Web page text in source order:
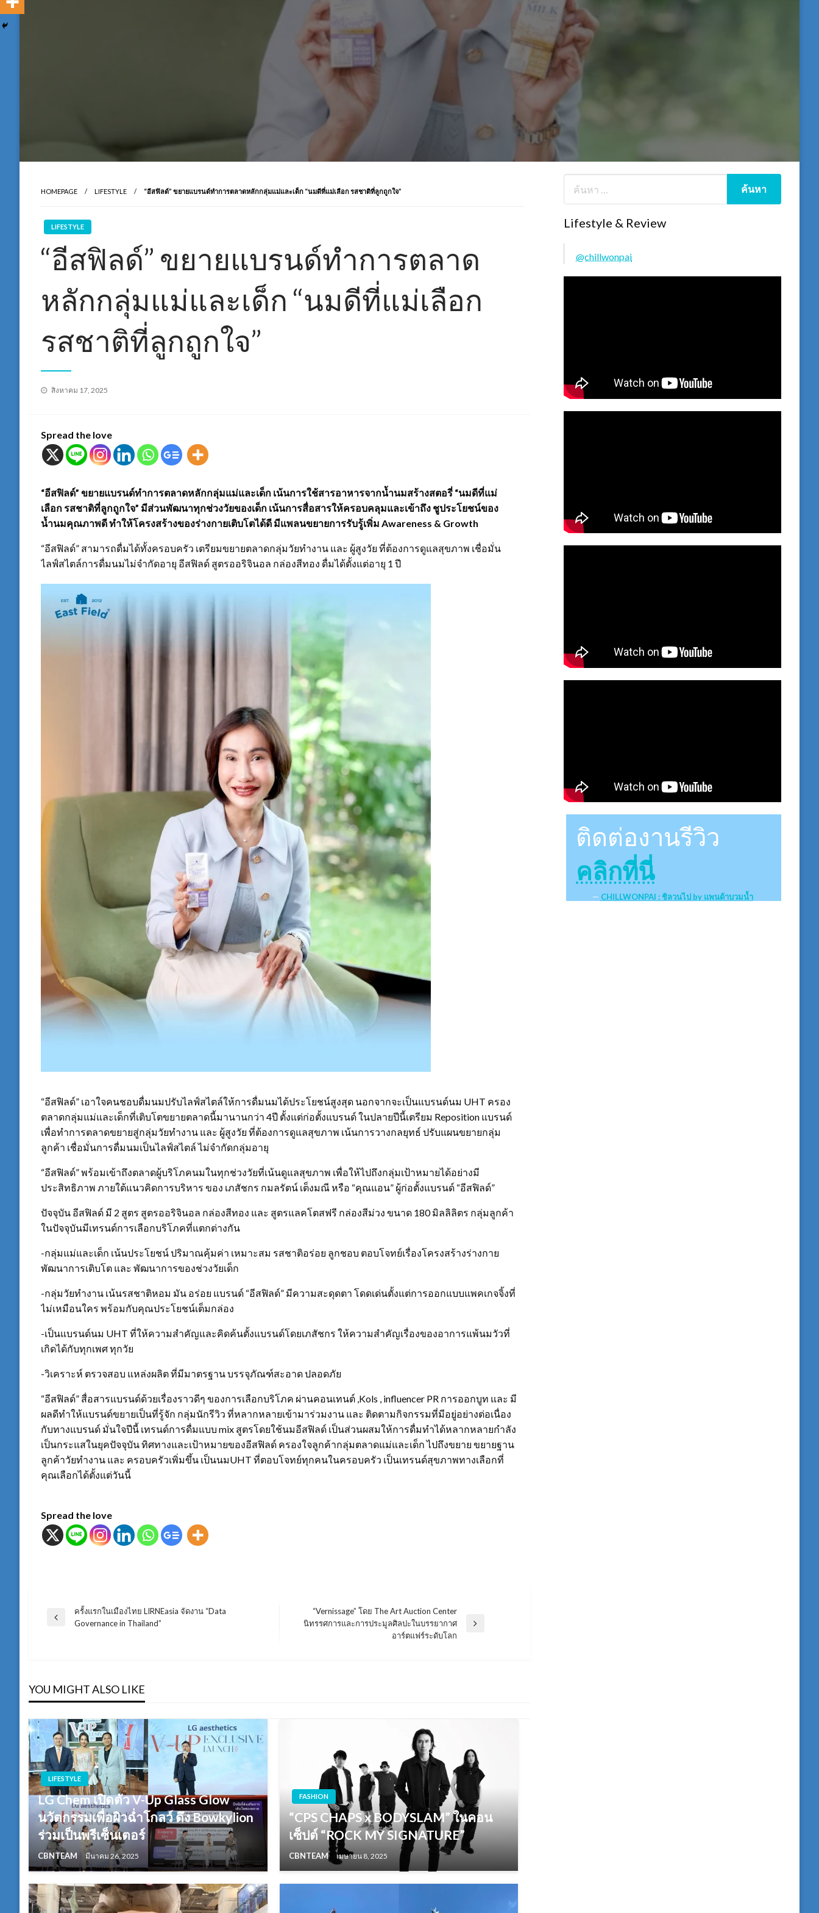
HOMEPAGE LIFESTYLE “อีสฟิลด์” ขยายแบรนด์ทำการตลาดหลักกลุ่มแม่และเด็ก “นมดีที่แม่เลือก รสชาติที่ลูกถูกใจ”
LIFESTYLE
“อีสฟิลด์” ขยายแบรนด์ทำการตลาด
หลักกลุ่มแม่และเด็ก “นมดีที่แม่เลือก
รสชาติที่ลูกถูกใจ”
Posted
สิงหาคม 17, 2025
Spread the love
“อีสฟิลด์” ขยายแบรนด์ทำการตลาดหลักกลุ่มแม่และเด็ก เน้นการใช้สารอาหารจากน้ำนมสร้างสตอรี่ “นมดีที่แม่
เลือก รสชาติที่ลูกถูกใจ” มีส่วนพัฒนาทุกช่วงวัยของเด็ก เน้นการสื่อสารให้ครอบคลุมและเข้าถึง ชูประโยชน์ของ
น้ำนมคุณภาพดี ทำให้โครงสร้างของร่างกายเติบโตได้ดี มีแพลนขยายการรับรู้เพิ่ม Awareness & Growth
“อีสฟิลด์” สามารถดื่มได้ทั้งครอบครัว เตรียมขยายตลาดกลุ่มวัยทำงาน และ ผู้สูงวัย ที่ต้องการดูแลสุขภาพ เชื่อมั่น
ไลฟ์สไตล์การดื่มนมไม่จำกัดอายุ อีสฟิลด์ สูตรออริจินอล กล่องสีทอง ดื่มได้ตั้งแต่อายุ 1 ปี
“อีสฟิลด์” เอาใจคนชอบดื่มนมปรับไลฟ์สไตล์ให้การดื่มนมได้ประโยชน์สูงสุด นอกจากจะเป็นแบรนด์นม UHT ครอง
ตลาดกลุ่มแม่และเด็กที่เติบโตขยายตลาดนี้มานานกว่า 4ปี ตั้งแต่ก่อตั้งแบรนด์ ในปลายปีนี้เตรียม Reposition แบรนด์
เพื่อทำการตลาดขยายสู่กลุ่มวัยทำงาน และ ผู้สูงวัย ที่ต้องการดูแลสุขภาพ เน้นการวางกลยุทธ์ ปรับแผนขยายกลุ่ม
ลูกค้า เชื่อมั่นการดื่มนมเป็นไลฟ์สไตล์ ไม่จำกัดกลุ่มอายุ
“อีสฟิลด์” พร้อมเข้าถึงตลาดผู้บริโภคนมในทุกช่วงวัยที่เน้นดูแลสุขภาพ เพื่อให้ไปถึงกลุ่มเป้าหมายได้อย่างมี
ประสิทธิภาพ ภายใต้แนวคิดการบริหาร ของ เภสัชกร กมลรัตน์ เต็งมณี หรือ “คุณแอน” ผู้ก่อตั้งแบรนด์ “อีสฟิลด์”
ปัจจุบัน อีสฟิลด์ มี 2 สูตร สูตรออริจินอล กล่องสีทอง และ สูตรแลคโตสฟรี กล่องสีม่วง ขนาด 180 มิลลิลิตร กลุ่มลูกค้า
ในปัจจุบันมีเทรนด์การเลือกบริโภคที่แตกต่างกัน
-กลุ่มแม่และเด็ก เน้นประโยชน์ ปริมาณคุ้มค่า เหมาะสม รสชาติอร่อย ลูกชอบ ตอบโจทย์เรื่องโครงสร้างร่างกาย
พัฒนาการเติบโต และ พัฒนาการของช่วงวัยเด็ก
-กลุ่มวัยทำงาน เน้นรสชาติหอม มัน อร่อย แบรนด์ “อีสฟิลด์” มีความสะดุดตา โดดเด่นตั้งแต่การออกแบบแพคเกจจิ้งที่
ไม่เหมือนใคร พร้อมกับคุณประโยชน์เต็มกล่อง
-เป็นแบรนด์นม UHT ที่ให้ความสำคัญและคิดค้นตั้งแบรนด์โดยเภสัชกร ให้ความสำคัญเรื่องของอาการแพ้นมวัวที่
เกิดได้กับทุกเพศ ทุกวัย
-วิเคราะห์ ตรวจสอบ แหล่งผลิต ที่มีมาตรฐาน บรรจุภัณฑ์สะอาด ปลอดภัย
“อีสฟิลด์” สื่อสารแบรนด์ด้วยเรื่องราวดีๆ ของการเลือกบริโภค ผ่านคอนเทนต์ ,Kols , influencer PR การออกบูท และ มี
ผลดีทำให้แบรนด์ขยายเป็นที่รู้จัก กลุ่มนักรีวิว ที่หลากหลายเข้ามาร่วมงาน และ ติดตามกิจกรรมที่มีอยู่อย่างต่อเนื่อง
กับทางแบรนด์ มั่นใจปีนี้ เทรนด์การดื่มแบบ mix สูตรโดยใช้นมอีสฟิลด์ เป็นส่วนผสมให้การดื่มทำได้หลากหลายกำลัง
เป็นกระแสในยุคปัจจุบัน ทิศทางและเป้าหมายของอีสฟิลด์ ครองใจลูกค้ากลุ่มตลาดแม่และเด็ก ไปถึงขยาย ขยายฐาน
ลูกค้าวัยทำงาน และ ครอบครัวเพิ่มขึ้น เป็นนมUHT ที่ตอบโจทย์ทุกคนในครอบครัว เป็นเทรนด์สุขภาพทางเลือกที่
คุณเลือกได้ตั้งแต่วันนี้
Spread the love
แนะแนว
Previous
ครั้งแรกในเมืองไทย LIRNEasia จัดงาน “Data
Governance in Thailand”
Next
“Vernissage” โดย The Art Auction Center
นิทรรศการและการประมูลศิลปะในบรรยากาศ
อาร์ตแฟร์ระดับโลก
YOU MIGHT ALSO LIKE
LIFESTYLE
LG Chem เปิดตัว V-Up Glass Glow
นวัตกรรมเพื่อผิวฉ่ำโกลว์ ดึง Bowkylion
ร่วมเป็นพรีเซ็นเตอร์
CBNTEAM มีนาคม 26, 2025
FASHION
“CPS CHAPS x BODYSLAM” ในคอน
เซ็ปต์ “ROCK MY SIGNATURE”
CBNTEAM เมษายน 8, 2025
Lifestyle & Review
@chillwonpai
ติดต่องานรีวิว
คลิกที่นี่
CHILLWONPAI : ชิลวนไป by แพนด้าบวมน้ำ